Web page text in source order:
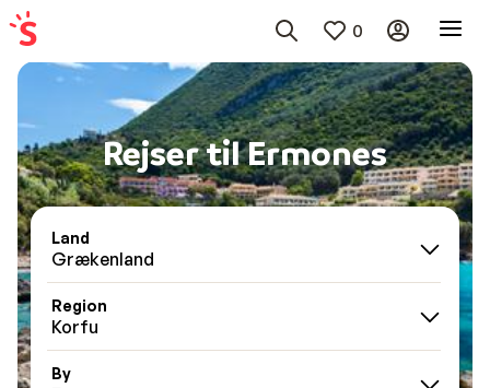
0
Rejser til Ermones
Land
Grækenland
Region
Korfu
By